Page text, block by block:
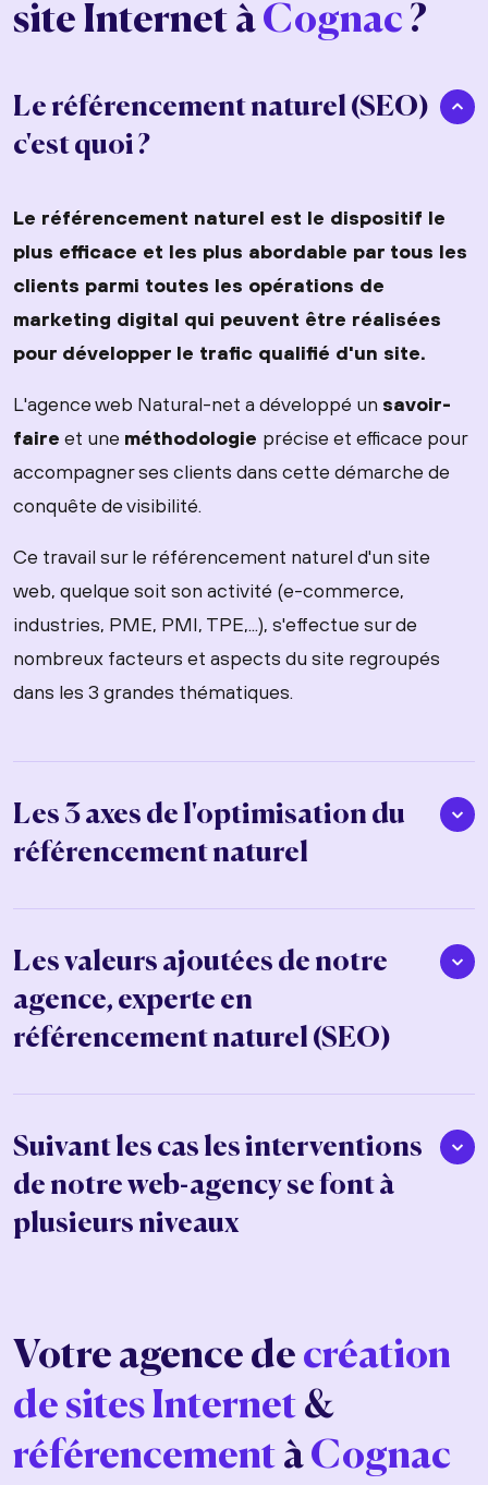
site Internet àCognac ?
Le référencement naturel (SEO)
c'est quoi ?
Le référencement naturel est le dispositif le
plus efficace et les plus abordable par tous les
clients parmi toutes les opérations de
marketing digital qui peuvent être réalisées
pour développer le trafic qualifié d'un site.
L'agence web Natural-net a développé un savoir-
faire et une méthodologie précise et efficace pour
accompagner ses clients dans cette démarche de
conquête de visibilité.
Ce travail sur le référencement naturel d'un site
web, quelque soit son activité (e-commerce,
industries, PME, PMI, TPE,...), s'effectue sur de
nombreux facteurs et aspects du site regroupés
dans les 3 grandes thématiques.
Les 3 axes de l'optimisation du
référencement naturel
Les valeurs ajoutées de notre
agence, experte en
référencement naturel (SEO)
Suivant les cas les interventions
de notre web-agency se font à
plusieurs niveaux
Votre agence de création
de sites Internet &
référencement àCognac